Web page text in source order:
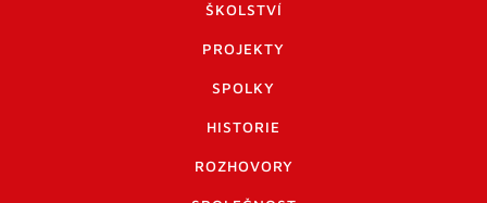
ŠKOLSTVÍ
PROJEKTY
SPOLKY
HISTORIE
ROZHOVORY